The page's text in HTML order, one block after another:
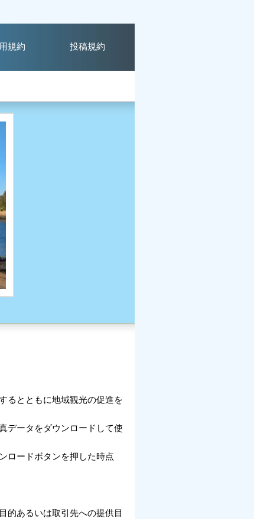
規約 投稿規約
るとともに地域観光の促進を
データをダウンロードして使
ロードボタンを押した時点
的あるいは取引先への提供目